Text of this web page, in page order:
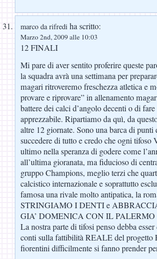
marco da rifredi ha scritto:
Marzo 2nd, 2009 alle 10:03
12 FINALI
Mi pare di aver sentito proferire queste
la squadra avrà una settimana per
magari ritroveremo freschezza atletica e
provare e riprovare” in allenamento
battere dei calci d’angolo decenti o di
apprezzabile. Ripartiamo da quì, da
altre 12 giornate. Sono una barca di
succedere di tutto e credo che ogni tifoso
ultimo nella speranza di godere come
all’ultima gioranata, ma fiducioso di
gruppo Champions, meglio terzi che
calcistico internazionale e soprattutto
famosa una rivale molto antipatica, la
STRINGIAMO I DENTI e
GIA’ DOMENICA CON IL
La nostra parte di tifosi penso debba
conti sulla fattibilità REALE del progetto
fiorentini difficilmente si fanno prender